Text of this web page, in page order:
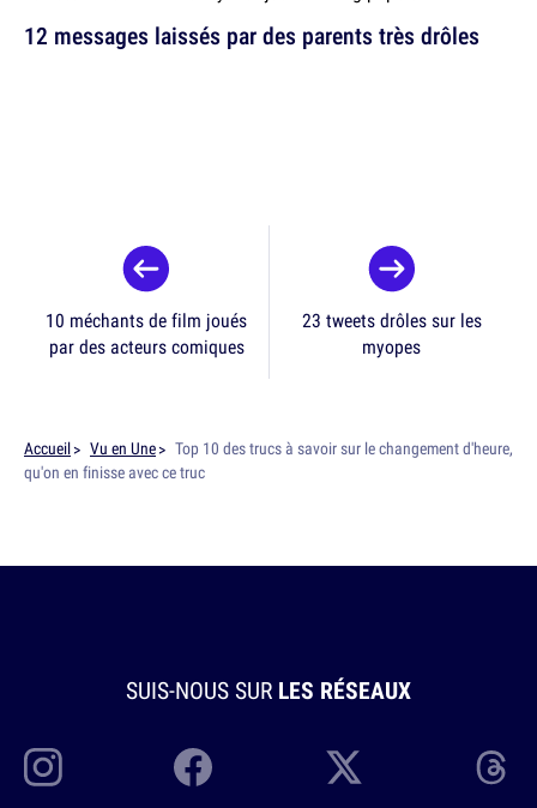
12 messages laissés par des parents très drôles
10 méchants de film joués
par des acteurs comiques
23 tweets drôles sur les
myopes
Accueil Vu en Une
Top 10 des trucs à savoir sur le changement d'heure,
qu'on en finisse avec ce truc
SUIS-NOUS SUR LES RÉSEAUX